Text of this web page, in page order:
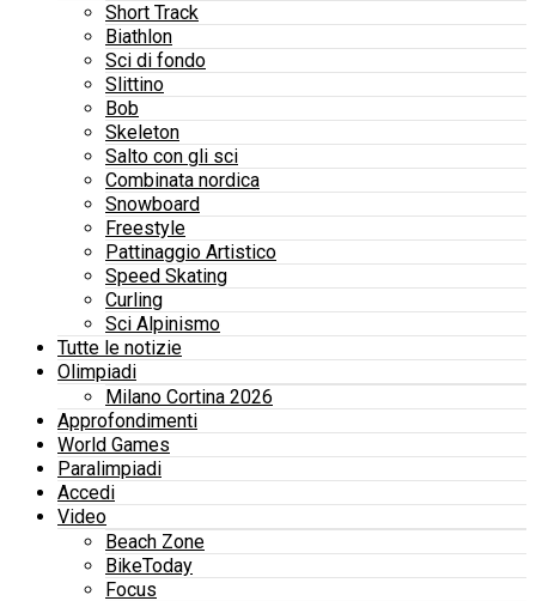
Short Track
Biathlon
Sci di fondo
Slittino
Bob
Skeleton
Salto con gli sci
Combinata nordica
Snowboard
Freestyle
Pattinaggio Artistico
Speed Skating
Curling
Sci Alpinismo
Tutte le notizie
Olimpiadi
Milano Cortina 2026
Approfondimenti
World Games
Paralimpiadi
Accedi
Video
Beach Zone
BikeToday
Focus